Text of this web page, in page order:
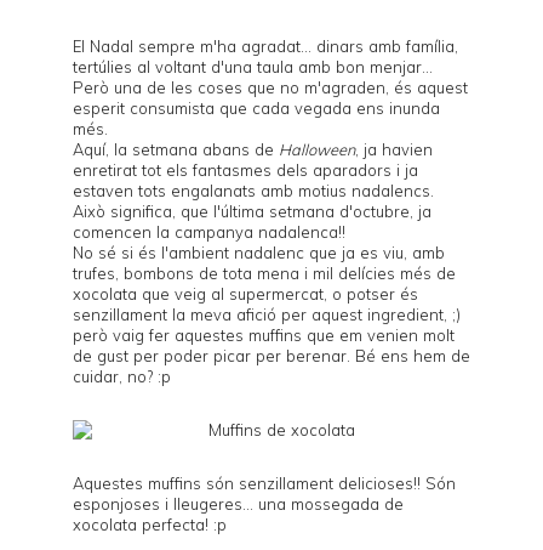
El Nadal sempre m'ha agradat... dinars amb família,
tertúlies al voltant d'una taula amb bon menjar...
Però una de les coses que no m'agraden, és aquest
esperit consumista que cada vegada ens inunda
més.
Aquí, la setmana abans de Halloween, ja havien
enretirat tot els fantasmes dels aparadors i ja
estaven tots engalanats amb motius nadalencs.
Això significa, que l'última setmana d'octubre, ja
comencen la campanya nadalenca!!
No sé si és l'ambient nadalenc que ja es viu, amb
trufes, bombons de tota mena i mil delícies més de
xocolata que veig al supermercat, o potser és
senzillament la meva afició per aquest ingredient, ;)
però vaig fer aquestes muffins que em venien molt
de gust per poder picar per berenar. Bé ens hem de
cuidar, no? :p
Aquestes muffins són senzillament delicioses!! Són
esponjoses i lleugeres... una mossegada de
xocolata perfecta! :p